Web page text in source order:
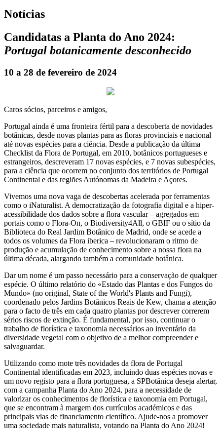
Notícias
Candidatas a Planta do Ano 2024:
Portugal botanicamente desconhecido
10 a 28 de fevereiro de 2024
Caros sócios, parceiros e amigos,
Portugal ainda é uma fronteira fértil para a descoberta de novidades
botânicas, desde novas plantas para as floras provinciais e nacional
até novas espécies para a ciência. Desde a publicação da última
Checklist da Flora de Portugal, em 2010, botânicos portugueses e
estrangeiros, descreveram 17 novas espécies, e 7 novas subespécies,
para a ciência que ocorrem no conjunto dos territórios de Portugal
Continental e das regiões Autónomas da Madeira e Açores.
Vivemos uma nova vaga de descobertas acelerada por ferramentas
como o iNaturalist. A democratização da fotografia digital e a hiper-
acessibilidade dos dados sobre a flora vascular – agregados em
portais como o Flora-On, o Biodiversity4All, o GBIF ou o sítio da
Biblioteca do Real Jardim Botânico de Madrid, onde se acede a
todos os volumes da Flora iberica – revolucionaram o ritmo de
produção e acumulação de conhecimento sobre a nossa flora na
última década, alargando também a comunidade botânica.
Dar um nome é um passo necessário para a conservação de qualquer
espécie. O último relatório do «Estado das Plantas e dos Fungos do
Mundo» (no original, State of the World's Plants and Fungi),
coordenado pelos Jardins Botânicos Reais de Kew, chama a atenção
para o facto de três em cada quatro plantas por descrever correrem
sérios riscos de extinção. É fundamental, por isso, continuar o
trabalho de florística e taxonomia necessários ao inventário da
diversidade vegetal com o objetivo de a melhor compreender e
salvaguardar.
Utilizando como mote três novidades da flora de Portugal
Continental identificadas em 2023, incluindo duas espécies novas e
um novo registo para a flora portuguesa, a SPBotânica deseja alertar,
com a campanha Planta do Ano 2024, para a necessidade de
valorizar os conhecimentos de florística e taxonomia em Portugal,
que se encontram à margem dos currículos académicos e das
principais vias de financiamento científico. Ajude-nos a promover
uma sociedade mais naturalista, votando na Planta do Ano 2024!